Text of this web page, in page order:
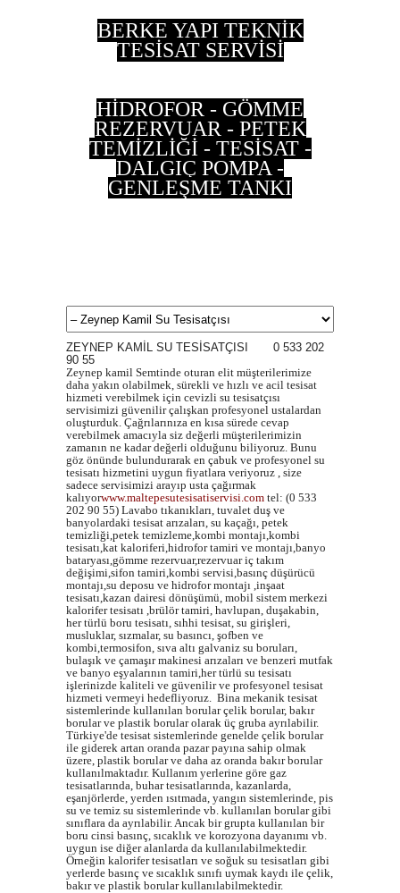
BERKE YAPI TEKNİK
TESİSAT SERVİSİ
HİDROFOR - GÖMME
REZERVUAR - PETEK
TEMİZLİĞİ - TESİSAT -
DALGIÇ POMPA -
GENLEŞME TANKI
ZEYNEP KAMİL SU TESİSATÇISI 0 533 202
90 55
Zeynep kamil Semtinde oturan elit müşterilerimize
daha yakın olabilmek, sürekli ve hızlı ve acil tesisat
hizmeti verebilmek için cevizli su tesisatçısı
servisimizi güvenilir çalışkan profesyonel ustalardan
oluşturduk. Çağrılarınıza en kısa sürede cevap
verebilmek amacıyla siz değerli müşterilerimizin
zamanın ne kadar değerli olduğunu biliyoruz. Bunu
göz önünde bulundurarak en çabuk ve profesyonel su
tesisatı hizmetini uygun fiyatlara veriyoruz , size
sadece servisimizi arayıp usta çağırmak
kalıyorwww.maltepesutesisatiservisi.com tel: (0 533
202 90 55) Lavabo tıkanıkları, tuvalet duş ve
banyolardaki tesisat arızaları, su kaçağı, petek
temizliği,petek temizleme,kombi montajı,kombi
tesisatı,kat kaloriferi,hidrofor tamiri ve montajı,banyo
bataryası,gömme rezervuar,rezervuar iç takım
değişimi,sifon tamiri,kombi servisi,basınç düşürücü
montajı,su deposu ve hidrofor montajı ,inşaat
tesisatı,kazan dairesi dönüşümü, mobil sistem merkezi
kalorifer tesisatı ,brülör tamiri, havlupan, duşakabin,
her türlü boru tesisatı, sıhhi tesisat, su girişleri,
musluklar, sızmalar, su basıncı, şofben ve
kombi,termosifon, sıva altı galvaniz su boruları,
bulaşık ve çamaşır makinesi arızaları ve benzeri mutfak
ve banyo eşyalarının tamiri,her türlü su tesisatı
işlerinizde kaliteli ve güvenilir ve profesyonel tesisat
hizmeti vermeyi hedefliyoruz. Bina mekanik tesisat
sistemlerinde kullanılan borular çelik borular, bakır
borular ve plastik borular olarak üç gruba ayrılabilir.
Türkiye'de tesisat sistemlerinde genelde çelik borular
ile giderek artan oranda pazar payına sahip olmak
üzere, plastik borular ve daha az oranda bakır borular
kullanılmaktadır. Kullanım yerlerine göre gaz
tesisatlarında, buhar tesisatlarında, kazanlarda,
eşanjörlerde, yerden ısıtmada, yangın sistemlerinde, pis
su ve temiz su sistemlerinde vb. kullanılan borular gibi
sınıflara da ayrılabilir. Ancak bir grupta kullanılan bir
boru cinsi basınç, sıcaklık ve korozyona dayanımı vb.
uygun ise diğer alanlarda da kullanılabilmektedir.
Örneğin kalorifer tesisatları ve soğuk su tesisatları gibi
yerlerde basınç ve sıcaklık sınıfı uymak kaydı ile çelik,
bakır ve plastik borular kullanılabilmektedir.